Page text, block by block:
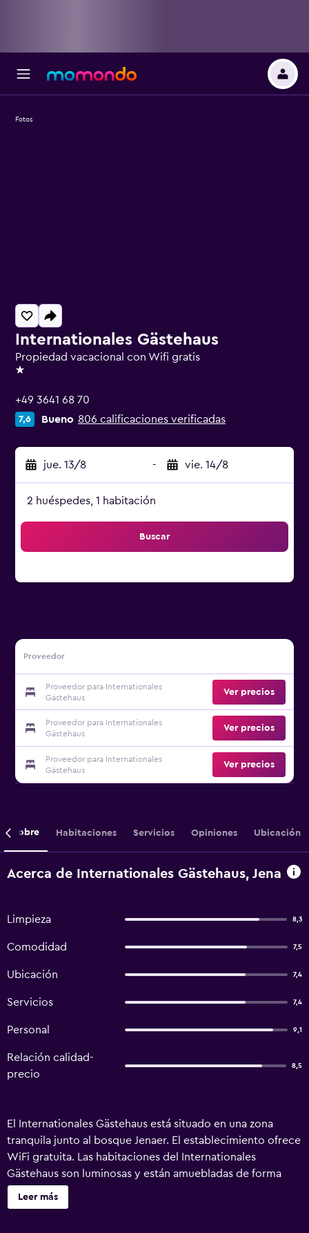
Internationales Gästehaus
Propiedad vacacional con Wifi gratis
1 estrella
+49 3641 68 70
7,6 Bueno 806 calificaciones verificadas
jue. 13/8 - vie. 14/8
2 huéspedes, 1 habitación
Buscar
Proveedor
Proveedor para Internationales
Gästehaus
Ver precios
Proveedor para Internationales
Gästehaus
Ver precios
Proveedor para Internationales
Gästehaus
Ver precios
Fotos
Sobre Habitaciones Servicios Opiniones Ubicación
Acerca de Internationales Gästehaus, Jena
Limpieza 8,3
Comodidad 7,5
Ubicación 7,4
Servicios 7,4
Personal 9,1
Relación calidad-
precio
8,5
El Internationales Gästehaus está situado en una zona
tranquila junto al bosque Jenaer. El establecimiento ofrece
WiFi gratuita. Las habitaciones del Internationales
Gästehaus son luminosas y están amuebladas de forma
sencilla. La mayoría dispone de baño compartido. Todas
las mañanas se sirve un desayuno buffet. El
Leer más